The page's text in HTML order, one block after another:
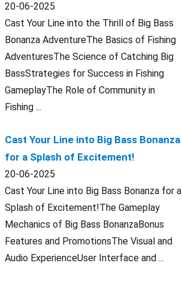
20-06-2025
Cast Your Line into the Thrill of Big Bass
Bonanza AdventureThe Basics of Fishing
AdventuresThe Science of Catching Big
BassStrategies for Success in Fishing
GameplayThe Role of Community in
Fishing ...
Cast Your Line into Big Bass Bonanza
for a Splash of Excitement!
20-06-2025
Cast Your Line into Big Bass Bonanza for a
Splash of Excitement!The Gameplay
Mechanics of Big Bass BonanzaBonus
Features and PromotionsThe Visual and
Audio ExperienceUser Interface and ...